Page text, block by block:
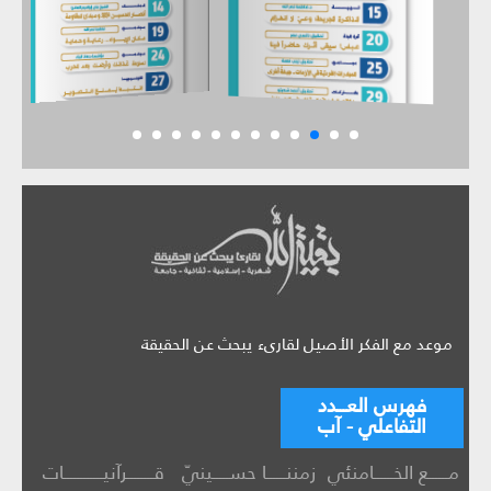
موعد مع الفكر الأصيل لقارىء يبحث عن الحقيقة
فهرس العـــدد
التفاعلي - آب
مــــــع الخــــــامنئي زمننــــــا حســـــينيّ
قــــــــرآنيــــــــــــات